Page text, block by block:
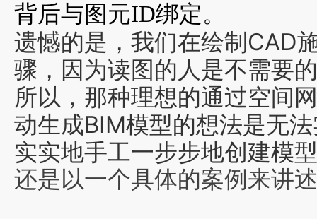
背后与图元ID绑定。
遗憾的是，我们在绘制CAD
骤，因为读图的人是不需要
所以， 那种理想的通过空间
动生成BIM模型的想法是无
实实地手工一步步地创建模
还是以一个具体的案例来讲